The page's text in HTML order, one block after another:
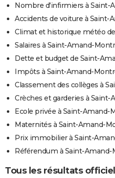
Nombre d'infirmiers à Saint-
Accidents de voiture à Saint-
Climat et historique météo
Salaires à Saint-Amand-
Dette et budget de Saint-
Impôts à Saint-Amand-
Classement des collèges à
Crèches et garderies à
Ecole privée à Saint-Amand-
Maternités à Saint-Amand-
Prix immobilier à Saint-
Référendum à Saint-Amand-
Tous les résultats